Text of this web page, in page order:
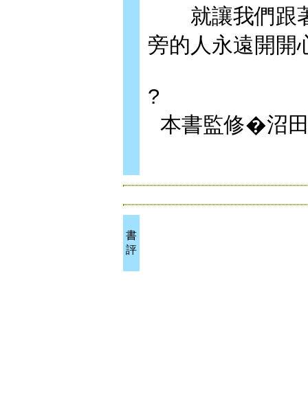
就讓我們跟著
旁的人永遠開開
?
本書監修�沼
書
評